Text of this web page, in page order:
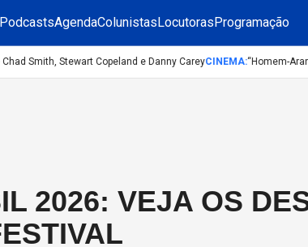
PodcastsAgendaColunistasLocutorasProgramação
Smith, Stewart Copeland e Danny CareyCINEMA:“Homem-
2026: VEJA OS